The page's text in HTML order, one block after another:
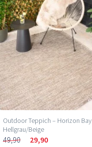
Outdoor Teppich – Horizon Bay
Hellgrau/Beige
49,90 29,90